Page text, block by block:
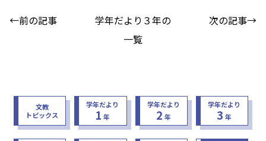
←前の記事
学年だより３年の
一覧
次の記事→
文教
トピックス
学年だより
1 年
学年だより
2 年
学年だより
3 年